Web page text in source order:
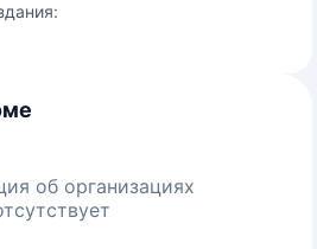
об организациях